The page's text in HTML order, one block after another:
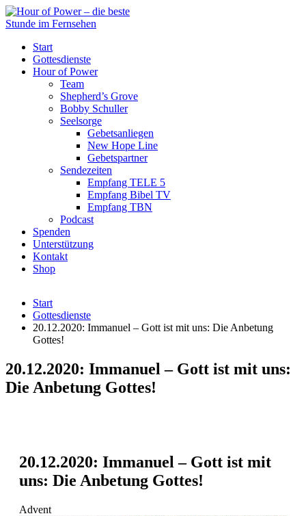
Start
Gottesdienste
Hour of Power
Team
Shepherd’s Grove
Bobby Schuller
Seelsorge
Gebetsanliegen
New Hope Line
Gebetspartner
Sendezeiten
Empfang TELE 5
Empfang Bibel TV
Empfang TBN
Podcast
Spenden
Unterstützung
Kontakt
Shop
Start
Gottesdienste
20.12.2020: Immanuel – Gott ist mit uns: Die Anbetung
Gottes!
20.12.2020: Immanuel – Gott ist mit uns:
Die Anbetung Gottes!
20.12.2020: Immanuel – Gott ist mit
uns: Die Anbetung Gottes!
Advent